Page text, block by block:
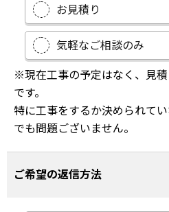
お見積り
気軽なご相談のみ
※現在工事の予定はなく、見
です。
特に工事をするか決められて
でも問題ございません。
ご希望の返信方法